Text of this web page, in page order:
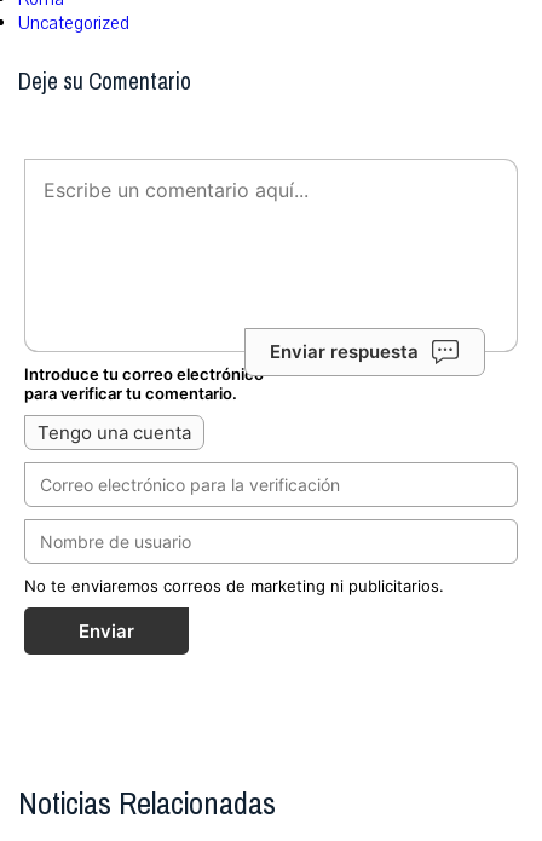
Uncategorized
Deje su Comentario
Enviar respuesta
Introduce tu correo electrónico
para verificar tu comentario.
Tengo una cuenta
No te enviaremos correos de marketing ni publicitarios.
Enviar
Noticias Relacionadas